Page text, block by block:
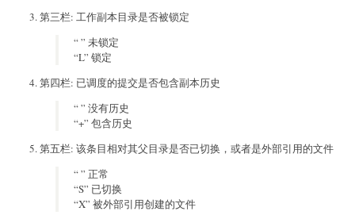
第三栏: 工作副本目录是否被锁定
“ ” 未锁定
“L” 锁定
第四栏: 已调度的提交是否包含副本历史
“ ” 没有历史
“+” 包含历史
第五栏: 该条目相对其父目录是否已切换，或者是外部引用的文件
“ ” 正常
“S” 已切换
“X” 被外部引用创建的文件